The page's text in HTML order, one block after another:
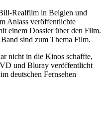
Realfilm in Belgien und
Anlass veröffentlichte
einem Dossier über den Film.
sind zum Thema Film.
nicht in die Kinos schaffte,
und Bluray veröffentlicht
deutschen Fernsehen